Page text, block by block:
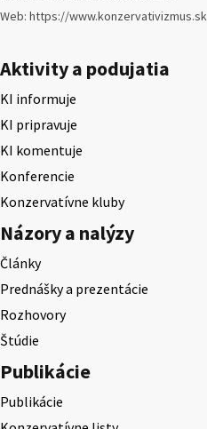
Web: https://www.konzervativizmus.sk
Aktivity a podujatia
KI informuje
KI pripravuje
KI komentuje
Konferencie
Konzervatívne kluby
Názory a nalýzy
Články
Prednášky a prezentácie
Rozhovory
Štúdie
Publikácie
Publikácie